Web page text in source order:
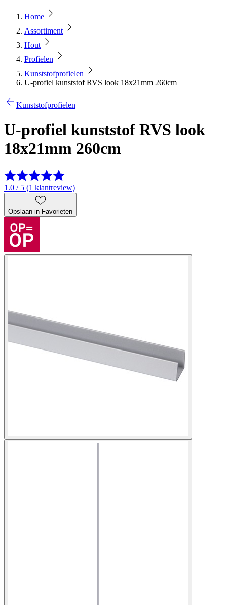
Home
Assortiment
Hout
Profielen
Kunststofprofielen
U-profiel kunststof RVS look 18x21mm 260cm
Kunststofprofielen
U-profiel kunststof RVS look
18x21mm 260cm
1.0 / 5 (1 klantreview)
Opslaan in Favorieten